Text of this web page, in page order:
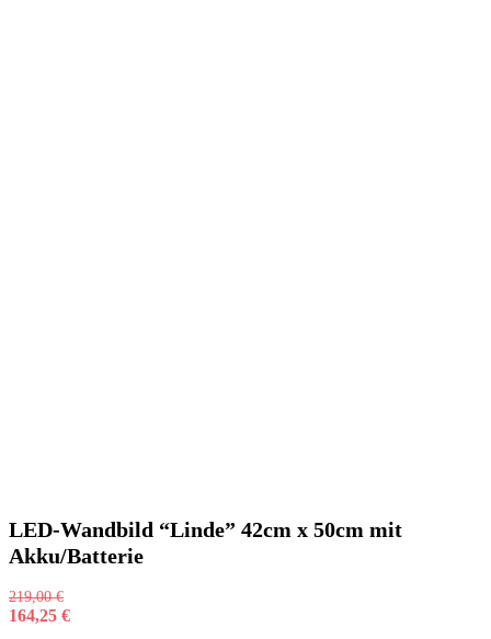
LED-Wandbild “Linde” 42cm x 50cm mit
Akku/Batterie
219,00€
164,25 €